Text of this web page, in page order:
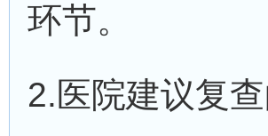
环节。
2.医院建议复